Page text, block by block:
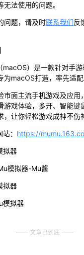
法使用的问题。
问题，请及时联系我们反
macOS）是一款针对手
为macOS打造，率先适配
市面主流手机游戏及应用
游戏体验，多开、智能键
，让你轻松游戏成神不伤
： https://
拟器
模拟器-Mu酱
拟器
模拟器
文章已到底